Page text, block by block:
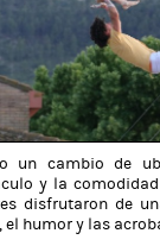
un cambio de
y la
disfrutaron de
el humor y las